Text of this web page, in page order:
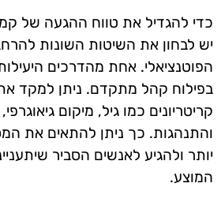
כדי להגדיל את טווח ההגעה של
יש לבחון את השיטות השונות
הפוטנציאלי. אחת מהדרכים
בפילוח קהל מתקדם. ניתן למקד
קריטריונים כמו גיל, מיקום גיאוגרפי,
והתנהגות. כך ניתן להתאים את
יותר ולהגיע לאנשים הסביר
המוצע.